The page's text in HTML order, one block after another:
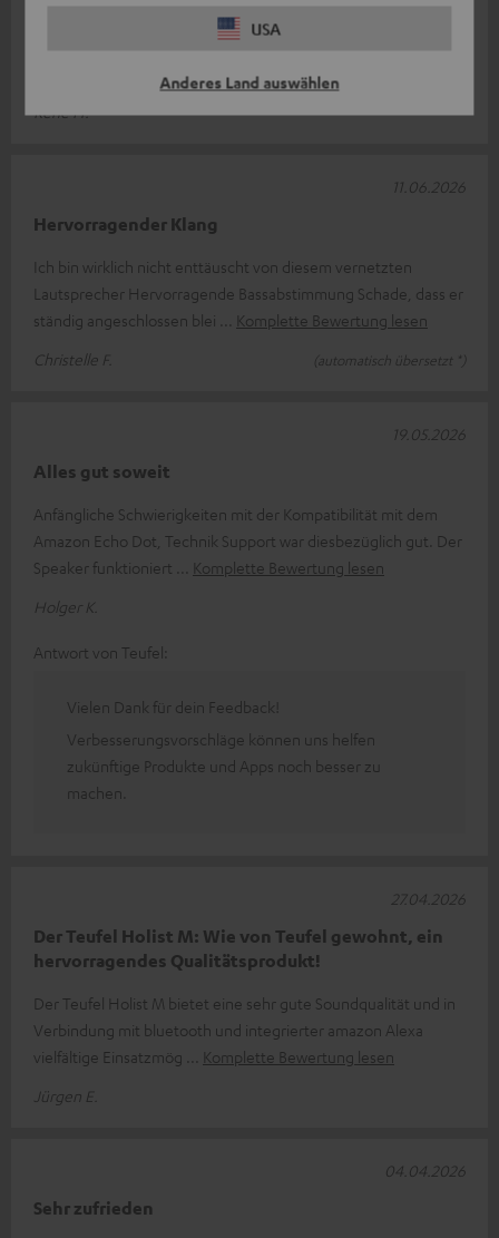
USA
Anderes Land auswählen
Einfach nur stark im Klang.Einmal Teufel immer Teufel.
René H.
Hervorragender Klang
Ich bin wirklich nicht enttäuscht von diesem vernetzten
Lautsprecher Hervorragende Bassabstimmung Schade, dass er
ständig angeschlossen blei
Komplette Bewertung lesen
Christelle F.
(automatisch übersetzt *)
11.06.2026
Alles gut soweit
Anfängliche Schwierigkeiten mit der Kompatibilität mit dem
Amazon Echo Dot, Technik Support war diesbezüglich gut. Der
Speaker funktioniert
Komplette Bewertung lesen
Holger K.
19.05.2026
Antwort von Teufel:
Vielen Dank für dein Feedback!
Verbesserungsvorschläge können uns helfen
zukünftige Produkte und Apps noch besser zu
machen.
Der Teufel Holist M: Wie von Teufel gewohnt, ein
hervorragendes Qualitätsprodukt!
Der Teufel Holist M bietet eine sehr gute Soundqualität und in
Verbindung mit bluetooth und integrierter amazon Alexa
vielfältige Einsatzmög
Komplette Bewertung lesen
Jürgen E.
27.04.2026
Sehr zufrieden
04.04.2026